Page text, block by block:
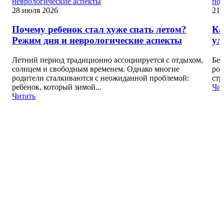
28 июля 2026
Почему ребенок стал хуже спать летом?
Режим дня и неврологические аспекты
Летний период традиционно ассоциируется с отдыхом,
солнцем и свободным временем. Однако многие
родители сталкиваются с неожиданной проблемой:
ребенок, который зимой...
Читать
21